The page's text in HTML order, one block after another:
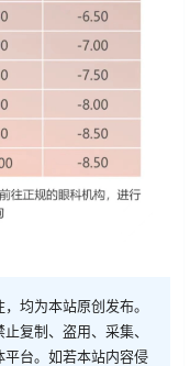
均为本站原创发布。
复制、盗用、采集、
台。如若本站内容侵